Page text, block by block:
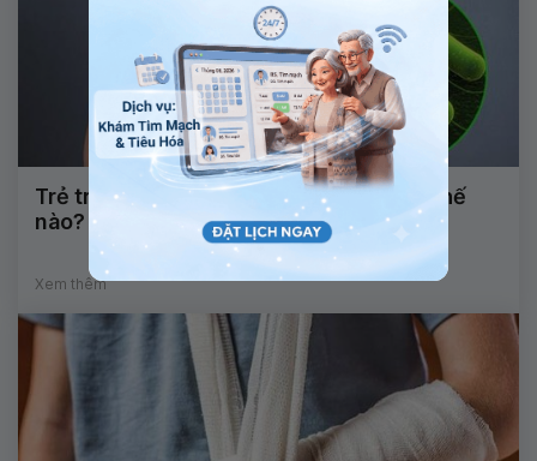
Trẻ trào ngược, Hp dạ dày điều trị như thế
nào?
Xem thêm